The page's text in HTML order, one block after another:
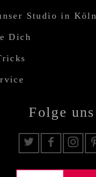
Studio in Köln
Dich
Folge uns